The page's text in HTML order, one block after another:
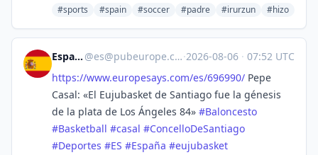
#sports #spain #soccer #padre #irurzun #hizo
España @es@pubeurope.com ·2026-08-06 · 07:52 UTC
https://www.europesays.com/es/696990/ Pepe
Casal: «El Eujubasket de Santiago fue la génesis
de la plata de Los Ángeles 84» #Baloncesto
#Basketball #casal #ConcelloDeSantiago
#Deportes #ES #España #eujubasket